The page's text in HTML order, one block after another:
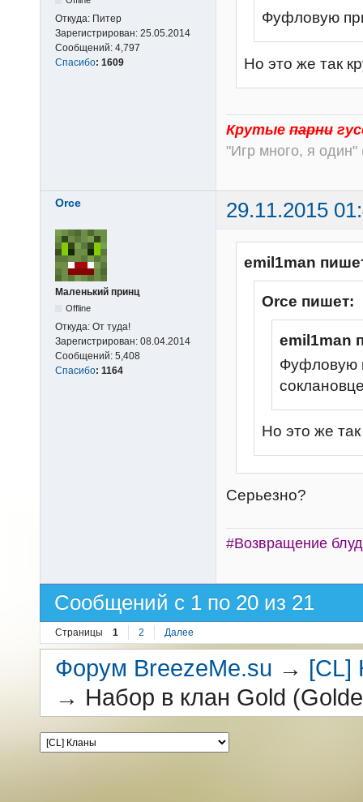
Откуда: Питер
Зарегистрирован: 25.05.2014
Сообщений: 4,797
Спасибо: 1609
Фуфловую
Но это же так
Крутые парни
"Игр много, я один"
Orce 29.11.2015
Маленький принц
Offline
Откуда: От туда!
Зарегистрирован: 08.04.2014
Сообщений: 5,408
Спасибо: 1164
emil1man
Orce пишет:
emil1man
Фуфловую
Но это же
Серьезно?
#Возвращение
Сообщений с 1 по 20 из 21
Страницы 1 2 Далее
Форум BreezeMe.su → [CL]
→ Набор в клан Gold